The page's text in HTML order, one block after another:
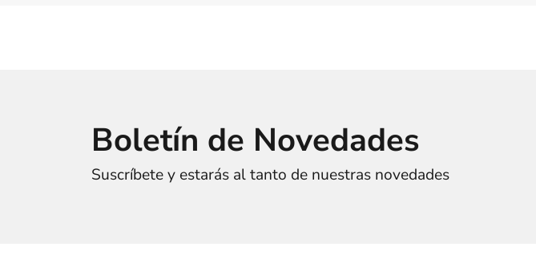
Boletín de Novedades
Suscríbete y estarás al tanto de nuestras novedades